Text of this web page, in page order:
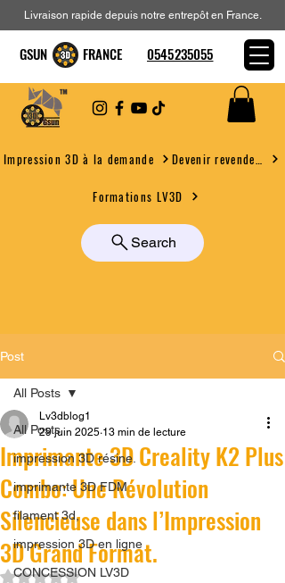
Impression 3D à la demande
Formations LV3D
Search
Livraison rapide depuis notre entrepôt en France.
GSUN FRANCE 0545235055
Post
All Posts
impression 3D résine.
imprimante 3D FDM
filament 3d,
impression 3D en ligne
CONCESSION LV3D
All Posts
Imprimante 3D Creality K2 Plus
Combo: Une Révolution
Silencieuse dans l’Impression
3D Grand Format.
Lv3dblog1
29 juin 2025 13 min de lecture
Noté NaN étoiles sur 5.